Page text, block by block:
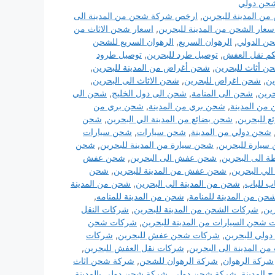
دولي
المدينة للبحرين, ارخص شركة شحن من المدينة الى
الشحن من المدينة للبحرين, اسعار شحن الاثاث من
الدولي, الرهوان السريع, الرهوان السريع للشحن
نقل العفش, توصيل طرد للبحرين, توصيل طرود
أثاث للبحرين, شحن أغراض من المدينة للبحرين,
, شحن اغراض للبحرين, شحن الاثاث الى البحرين,
, شحن الى المنامة, شحن الى دول الخليج, شحن الي
المدينة, شحن بري من المدينة, شحن بري من
للبحرين, شحن بضائع من المدينة الي البحرين, شحن
, شحن دولي من المدينة, شحن سيارات, شحن سيارات
للبحرين, شحن سيارة من المدينة للبحرين, شحن
الى البحرين, شحن عفش الى البحرين, شحن عفش
البحرين, شحن عفش من المدينة للبحرين, شحن
للباب, شحن من المدينة الى البحرين, شحن من المدينة
من المدينة للمنامة, شحن من المدينة للمنامه,
, شركات الشحن من المدينة للبحرين, شركات النقل
شحن السيارات من المدينة للبحرين, شركات شحن
للبحرين, شركات شحن عفش للبحرين, شركات
المدينة الى البحرين, شركات نقل العفش للبحرين,
شركة الرهوان, شركة الرهوان للشحن, شركة شحن اثاث